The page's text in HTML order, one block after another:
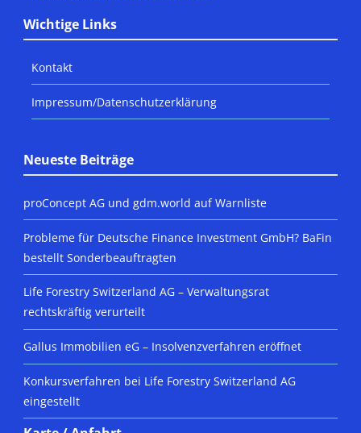
Wichtige Links
Kontakt
Impressum/Datenschutzerklärung
Neueste Beiträge
proConcept AG und gdm.world auf Warnliste
Probleme für Deutsche Finance Investment GmbH? BaFin
bestellt Sonderbeauftragten
Life Forestry Switzerland AG – Verwaltungsrat
rechtskräftig verurteilt
Gallus Immobilien eG – Insolvenzverfahren eröffnet
Konkursverfahren bei Life Forestry Switzerland AG
eingestellt